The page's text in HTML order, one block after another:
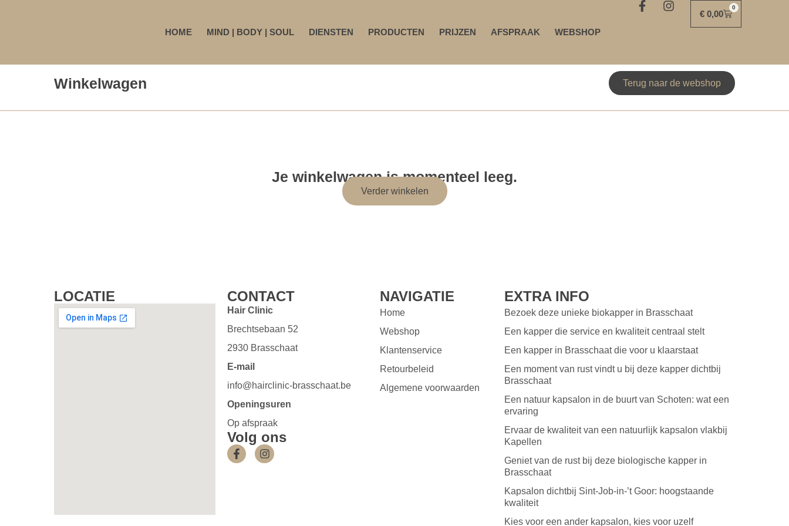
HOME MIND | BODY | SOUL DIENSTEN PRODUCTEN PRIJZEN AFSPRAAK WEBSHOP
€0,00
0
Winkelwagen Terug naar de webshop
Je winkelwagen is momenteel leeg.
Verder winkelen
LOCATIE CONTACT
Hair Clinic
Brechtsebaan 52
2930 Brasschaat
E-mail
info@hairclinic-brasschaat.be
Openingsuren
Op afspraak
Volg ons
NAVIGATIE
Home
Webshop
Klantenservice
Retourbeleid
Algemene voorwaarden
EXTRA INFO
Bezoek deze unieke biokapper in Brasschaat
Een kapper die service en kwaliteit centraal stelt
Een kapper in Brasschaat die voor u klaarstaat
Een moment van rust vindt u bij deze kapper dichtbij
Brasschaat
Een natuur kapsalon in de buurt van Schoten: wat een
ervaring
Ervaar de kwaliteit van een natuurlijk kapsalon vlakbij
Kapellen
Geniet van de rust bij deze biologische kapper in
Brasschaat
Kapsalon dichtbij Sint-Job-in-’t Goor: hoogstaande
kwaliteit
Kies voor een ander kapsalon, kies voor uzelf